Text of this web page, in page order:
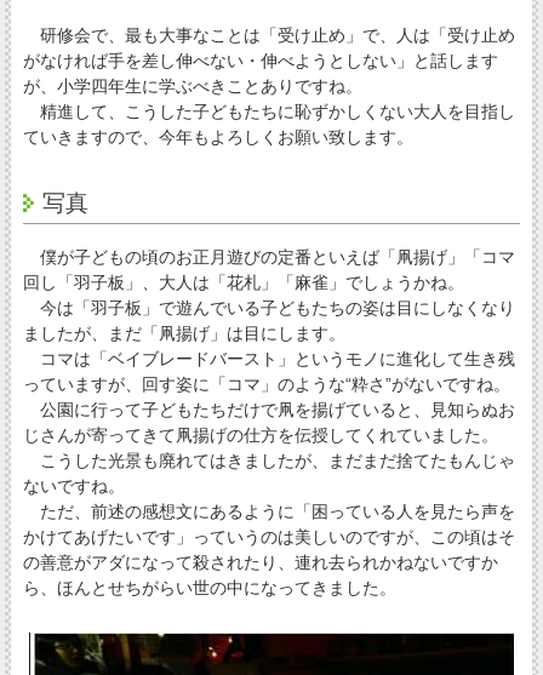
研修会で、最も大事なことは「受け止め」で、人は「受け止め
がなければ手を差し伸べない・伸べようとしない」と話します
が、小学四年生に学ぶべきことありですね。
精進して、こうした子どもたちに恥ずかしくない大人を目指し
ていきますので、今年もよろしくお願い致します。
写真
僕が子どもの頃のお正月遊びの定番といえば「凧揚げ」「コマ
回し「羽子板」、大人は「花札」「麻雀」でしょうかね。
今は「羽子板」で遊んでいる子どもたちの姿は目にしなくなり
ましたが、まだ「凧揚げ」は目にします。
コマは「ベイブレードバースト」というモノに進化して生き残
っていますが、回す姿に「コマ」のような“粋さ”がないですね。
公園に行って子どもたちだけで凧を揚げていると、見知らぬお
じさんが寄ってきて凧揚げの仕方を伝授してくれていました。
こうした光景も廃れてはきましたが、まだまだ捨てたもんじゃ
ないですね。
ただ、前述の感想文にあるように「困っている人を見たら声を
かけてあげたいです」っていうのは美しいのですが、この頃はそ
の善意がアダになって殺されたり、連れ去られかねないですか
ら、ほんとせちがらい世の中になってきました。